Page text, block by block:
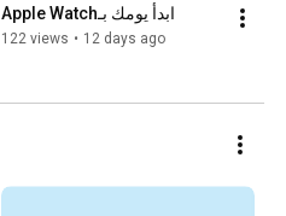
Apple Watchابدأ يومك بـ
122 views • 12 days ago